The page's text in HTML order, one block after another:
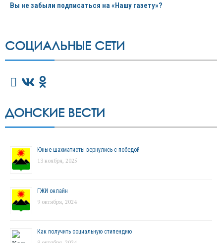
Вы не забыли подписаться на «Нашу газету»?
СОЦИАЛЬНЫЕ СЕТИ
ДОНСКИЕ ВЕСТИ
Юные шахматисты вернулись с победой
13 ноября, 2025
ГЖИ онлайн
9 октября, 2024
Как получить социальную стипендию